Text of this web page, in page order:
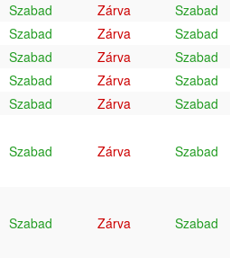
Szabad Zárva
Szabad
Szabad Zárva
Szabad
Szabad Zárva
Szabad
Szabad Zárva
Szabad
Szabad Zárva
Szabad
Szabad Zárva Szabad
Szabad Zárva Szabad